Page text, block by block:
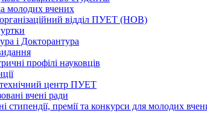
молодих вчених
відділ ПУЕТ (НОВ)
і Докторантура
профілі науковців
центр ПУЕТ
вчені ради
стипендії, премії та конкурси для молодих